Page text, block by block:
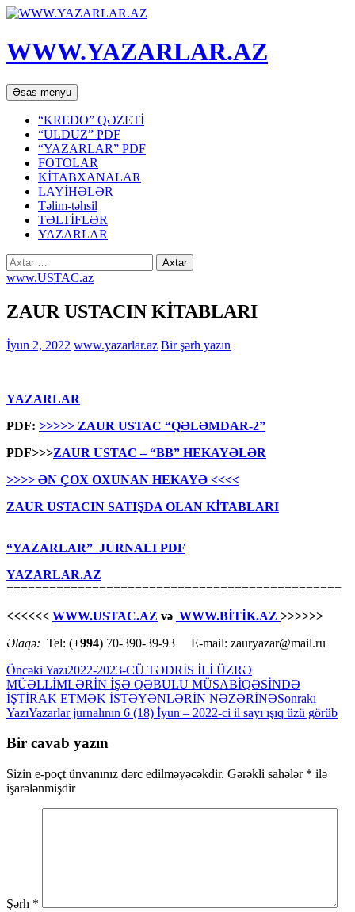
WWW.YAZARLAR.AZ
Axtar
Əsas menyu Mühtəviyyata
keç
“KREDO” QƏZETİ
“ULDUZ” PDF
“YAZARLAR” PDF
FOTOLAR
KİTABXANALAR
LAYİHƏLƏR
Təlim-təhsil
TƏLTİFLƏR
YAZARLAR
Axtarış:
www.USTAC.az
ZAUR USTACIN KİTABLARI
İyun 2, 2022 www.yazarlar.az Bir şərh yazın
YAZARLAR
PDF: >>>>> ZAUR USTAC “QƏLƏMDAR-2”
PDF>>>ZAUR USTAC – “BB” HEKAYƏLƏR
>>>> ƏN ÇOX OXUNAN HEKAYƏ <<<<
ZAUR USTACIN SATIŞDA OLAN KİTABLARI
“YAZARLAR” JURNALI PDF
YAZARLAR.AZ
===============================================
<<<<<< WWW.USTAC.AZ və WWW.BİTİK.AZ >>>>>>
Əlaqə: Tel: (+994) 70-390-39-93 E-mail: zauryazar@mail.ru
Yazılar
üzrə
naviqasiya
Öncəki Yazı2022-2023-CÜ TƏDRİS İLİ ÜZRƏ
MÜƏLLİMLƏRİN İŞƏ QƏBULU MÜSABİQƏSİNDƏ
İŞTİRAK ETMƏK İSTƏYƏNLƏRİN NƏZƏRİNƏSonrakı
YazıYazarlar jurnalının 6 (18) İyun – 2022-ci il sayı ışıq üzü görüb
Bir cavab yazın
Sizin e-poçt ünvanınız dərc edilməyəcəkdir. Gərəkli sahələr * ilə
işarələnmişdir
Şərh *